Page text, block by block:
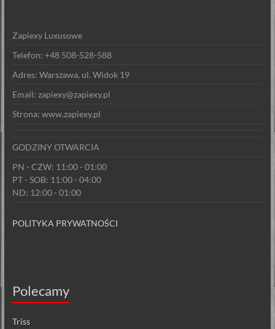
Zapiexy Luxusowe
Telefon: +48 508-528-588
Adres: Warszawa, ul. Widok 19
Email: zapiexy@zapiexy.pl
Strona: www.zapiexy.pl
GODZINY OTWARCIA
PN - CZW: 11:00 - 01:00
PT - SOB: 11:00 - 04:00
ND: 12:00 - 01:00
POLITYKA PRYWATNOŚCI
Polecamy
Triss